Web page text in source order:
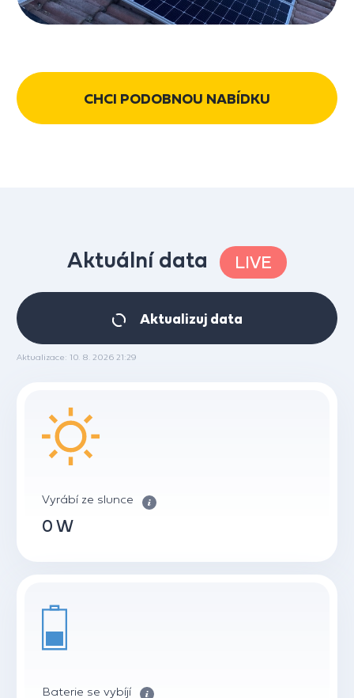
CHCI PODOBNOU NABÍDKU
Aktuální data LIVE
Aktualizuj data
Aktualizace: 10. 8. 2026 21:29
Vyrábí ze slunce
0 W
Baterie se vybíjí